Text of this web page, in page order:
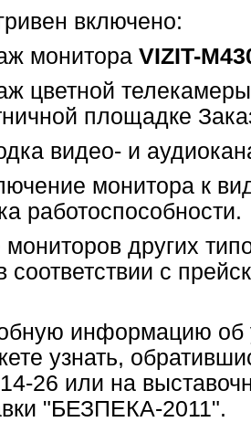
включено:
монитора VIZIT-M
цветной
площадке
видео- и
монитора к
работоспособности.
других
соответствии с
информацию об
узнать,
26 или на
"БЕЗПЕКА-2011".